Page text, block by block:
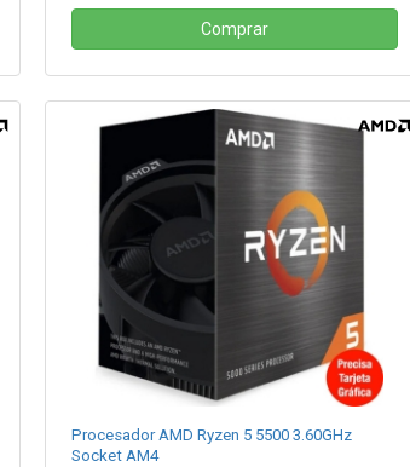
Comprar
Procesador AMD Ryzen 5 5500 3.60GHz
Socket AM4